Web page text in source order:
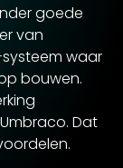
goede
van
systeem waar
bouwen.
Dat